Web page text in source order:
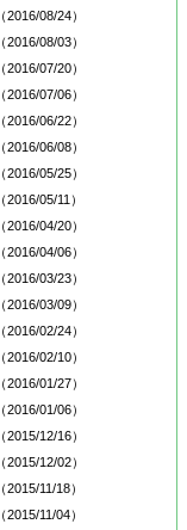
（2016/08/24）
（2016/08/03）
（2016/07/20）
（2016/07/06）
（2016/06/22）
（2016/06/08）
（2016/05/25）
（2016/05/11）
（2016/04/20）
（2016/04/06）
（2016/03/23）
（2016/03/09）
（2016/02/24）
（2016/02/10）
（2016/01/27）
（2016/01/06）
（2015/12/16）
（2015/12/02）
（2015/11/18）
（2015/11/04）